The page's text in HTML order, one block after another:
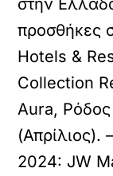
στην
προσθήκες
Hotels &
Collection
Aura,
(Απρίλιος).
2024: JW